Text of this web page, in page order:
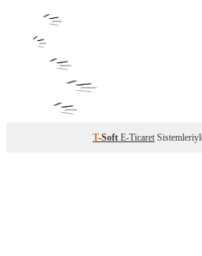
T-Soft E-Ticaret